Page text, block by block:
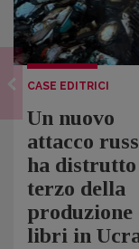
CASE EDITRICI
Un nuovo
attacco
ha distrutto
terzo della
produzione
libri in